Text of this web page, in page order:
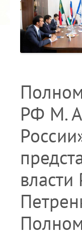
РФ М.